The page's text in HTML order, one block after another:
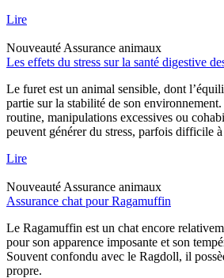
Lire
Nouveauté Assurance animaux
Les effets du stress sur la santé digestive
Le furet est un animal sensible, dont
partie sur la stabilité de son
routine, manipulations excessives ou
peuvent générer du stress, parfois difficile à
Lire
Nouveauté Assurance animaux
Assurance chat pour Ragamuffin
Le Ragamuffin est un chat encore
pour son apparence imposante et son
Souvent confondu avec le Ragdoll, il
propre.